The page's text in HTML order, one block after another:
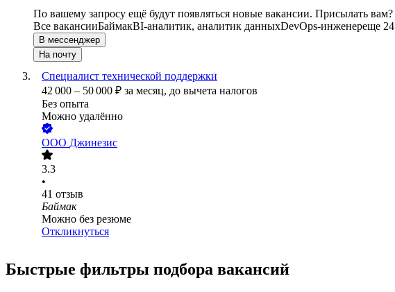
По вашему запросу ещё будут появляться новые вакансии. Присылать вам?
Все вакансииБаймакBI-аналитик, аналитик данныхDevOps-инженереще 24
В мессенджер
На почту
Специалист технической поддержки
42 000 – 50 000 ₽ за месяц, до вычета налогов
Без опыта
Можно удалённо
ООО Джинезис
3.3
•
41 отзыв
Баймак
Можно без резюме
Откликнуться
Быстрые фильтры подбора вакансий